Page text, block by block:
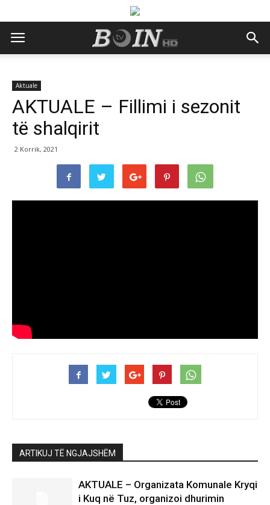
Aktuale
AKTUALE – Fillimi i sezonit
të shalqirit
2 Korrik, 2021
ARTIKUJ TË NGJAJSHËM
AKTUALE – Organizata Komunale Kryqi
i Kuq në Tuz, organizoi dhurimin